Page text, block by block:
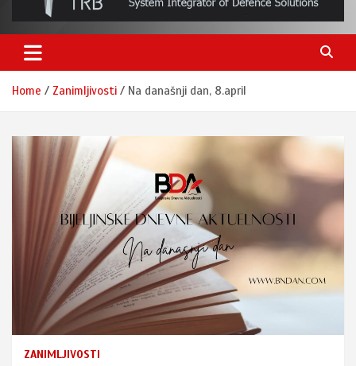
Home Zanimljivosti Na današnji dan, 8.april
ZANIMLJIVOSTI